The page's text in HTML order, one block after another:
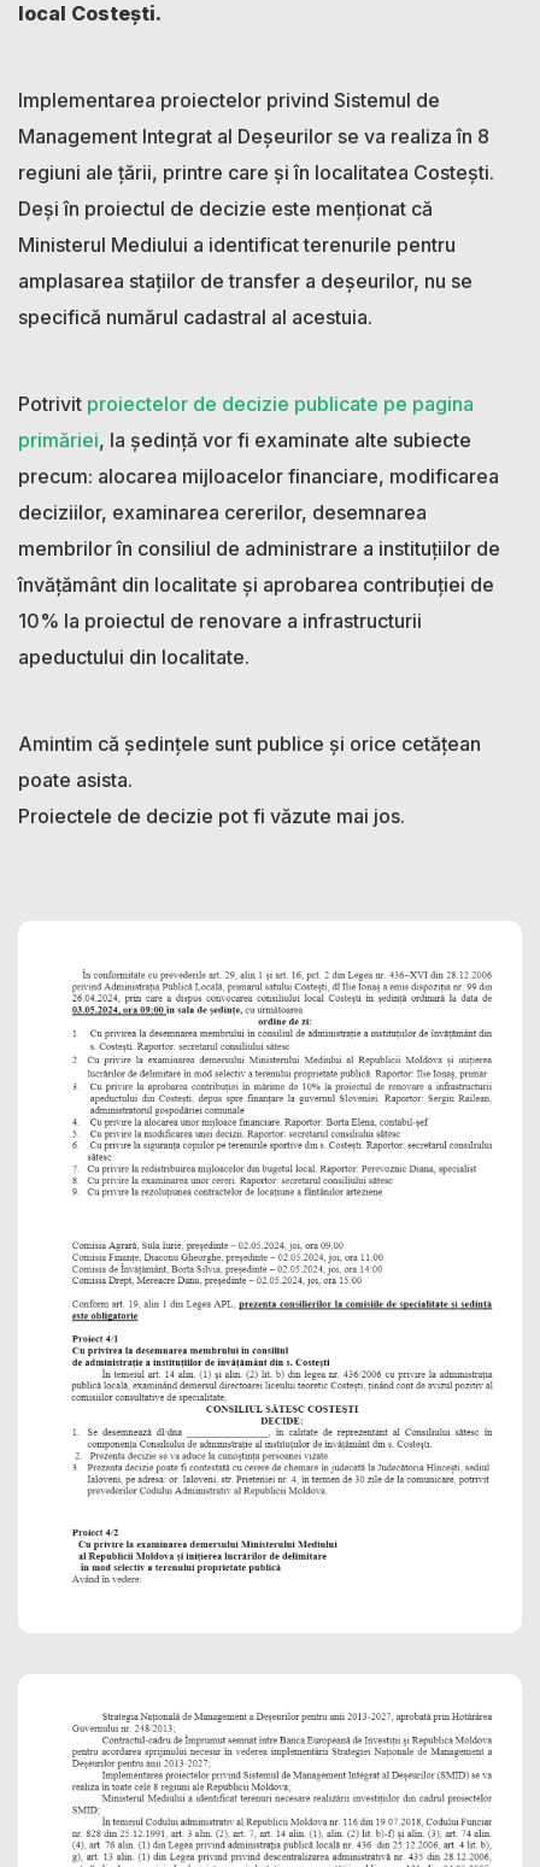
local Costești.
Implementarea proiectelor privind Sistemul de
Management Integrat al Deșeurilor se va realiza în 8
regiuni ale țării, printre care și în localitatea Costești.
Deși în proiectul de decizie este menționat că
Ministerul Mediului a identificat terenurile pentru
amplasarea stațiilor de transfer a deșeurilor, nu se
specifică numărul cadastral al acestuia.
Potrivit proiectelor de decizie publicate pe pagina
primăriei, la ședință vor fi examinate alte subiecte
precum: alocarea mijloacelor financiare, modificarea
deciziilor, examinarea cererilor, desemnarea
membrilor în consiliul de administrare a instituțiilor de
învățământ din localitate și aprobarea contribuției de
10% la proiectul de renovare a infrastructurii
apeductului din localitate.
Amintim că ședințele sunt publice și orice cetățean
poate asista.
Proiectele de decizie pot fi văzute mai jos.